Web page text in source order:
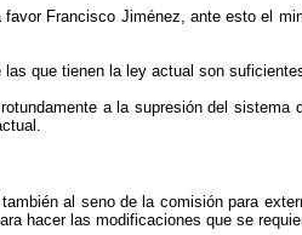
Francisco Jiménez, ante esto el
que tienen la ley actual son
a la supresión del
al seno de la comisión para
hacer las modificaciones que se